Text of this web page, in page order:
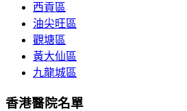
西貢區
油尖旺區
觀塘區
黃大仙區
九龍城區
香港醫院名單